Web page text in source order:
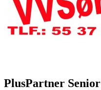
PlusPartner Senior